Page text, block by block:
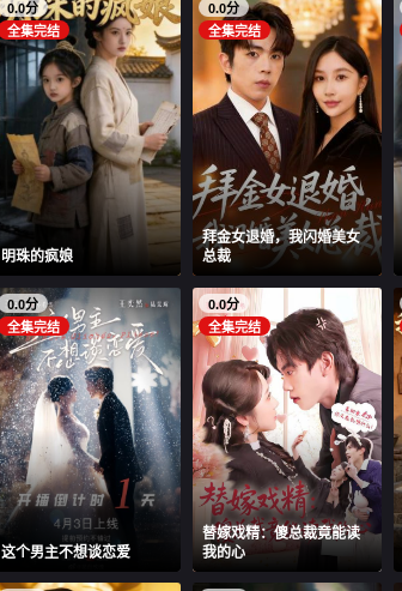
0.0分
全集完结
明珠的疯娘
0.0分
全集完结
拜金女退婚，我闪婚美女
总裁
0.0分
全集完结
这个男主不想谈恋爱
0.0分
全集完结
替嫁戏精：傻总裁竟能读
我的心